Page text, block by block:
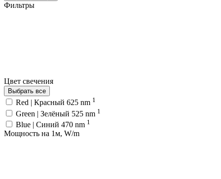
Фильтры
Цвет свечения
Выбрать все
Red | Красный 625 nm 1
Green | Зелёный 525 nm 1
Blue | Синий 470 nm 1
Мощность на 1м, W/m